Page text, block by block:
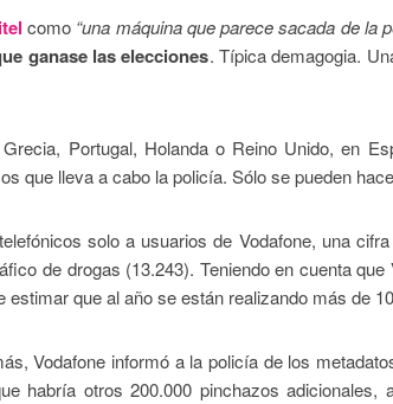
como “una máquina que parece sacada de la
ganase las elecciones. Típica demagogia.
Portugal, Holanda o Reino Unido, en
que lleva a cabo la policía. Sólo se pueden
solo a usuarios de Vodafone, una
de drogas (13.243). Teniendo en cuenta
que al año se están realizando más de
Vodafone informó a la policía de los
habría otros 200.000 pinchazos adicionales,